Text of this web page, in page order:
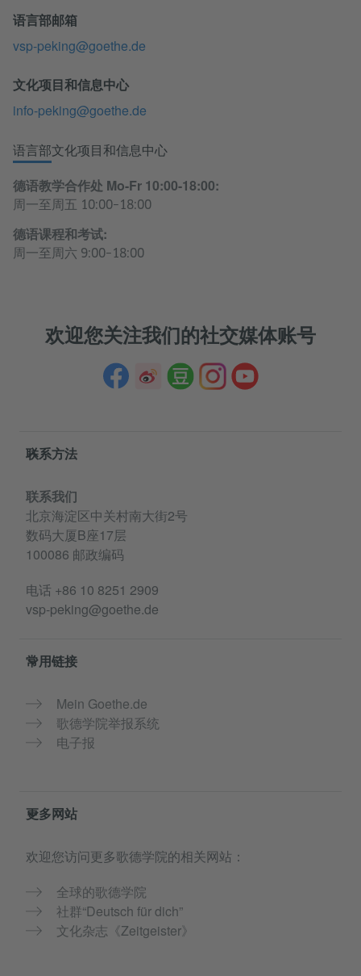
语言部邮箱
vsp-peking@goethe.de
文化项目和信息中心
info-peking@goethe.de
语言部文化项目和信息中心
德语教学合作处 Mo-Fr 10:00-18:00:
周一至周五 10:00–18:00
德语课程和考试:
周一至周六 9:00–18:00
欢迎您关注我们的社交媒体账号
Service- und Informationsbereich
联系方法
联系我们
北京海淀区中关村南大街2号
数码大厦B座17层
100086 邮政编码
电话 +86 10 8251 2909
vsp-peking@goethe.de
常用链接
Mein Goethe.de
歌德学院举报系统
电子报
更多网站
欢迎您访问更多歌德学院的相关网站：
全球的歌德学院
社群“Deutsch für dich”
文化杂志《Zeitgeister》